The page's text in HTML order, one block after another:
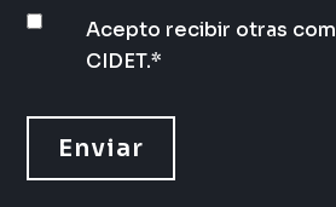
Acepto recibir otras
CIDET.*